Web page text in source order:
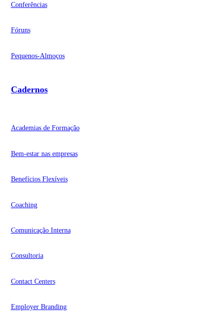
Conferências
Fóruns
Pequenos-Almoços
Cadernos
Academias de Formação
Bem-estar nas empresas
Benefícios Flexíveis
Coaching
Comunicação Interna
Consultoria
Contact Centers
Employer Branding